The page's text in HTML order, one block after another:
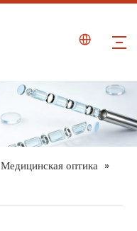
Медицинская оптика »